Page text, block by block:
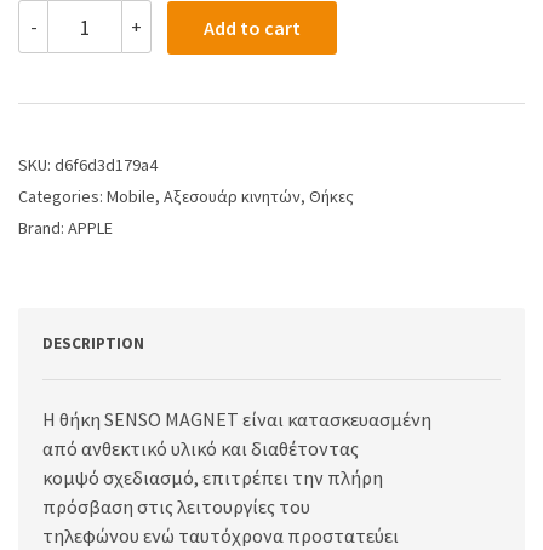
- + Add to cart
SKU: d6f6d3d179a4
Categories: Mobile, Αξεσουάρ κινητών, Θήκες
Brand: APPLE
DESCRIPTION
H θήκη SENSO MAGNET είναι κατασκευασμένη
από ανθεκτικό υλικό και διαθέτοντας
κομψό σχεδιασμό, επιτρέπει την πλήρη
πρόσβαση στις λειτουργίες του
τηλεφώνου ενώ ταυτόχρονα προστατεύει